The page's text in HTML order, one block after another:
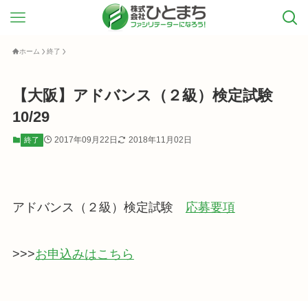
ホーム 終了
【大阪】アドバンス（２級）検定試験
10/29
終了 2017年09月22日 2018年11月02日
アドバンス（２級）検定試験 応募要項
>>>お申込みはこちら